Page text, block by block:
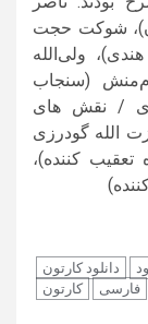
شوکت حجت
ولی‌الله
(سنجاب
/ نقش های
الله گودرزی
کننده)،
دانلود کارتون
فارسی
کارتون